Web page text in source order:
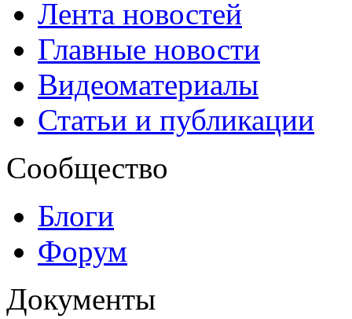
Лента новостей
Главные новости
Видеоматериалы
Статьи и публикации
Сообщество
Блоги
Форум
Документы